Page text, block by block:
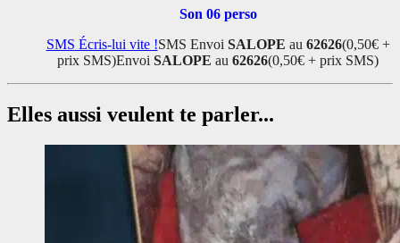
Son 06 perso
SMS Écris-lui vite !SMS Envoi SALOPE au 62626(0,50€ +
prix SMS)Envoi SALOPE au 62626(0,50€ + prix SMS)
Elles aussi veulent te parler...